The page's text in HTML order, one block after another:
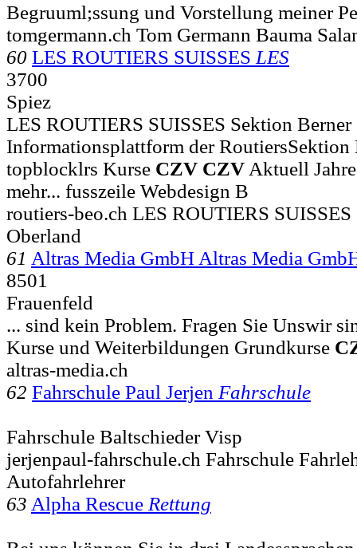
Begruuml;ssung und Vorstellung meiner
tomgermann.ch Tom Germann Bauma
60 LES ROUTIERS SUISSES LES
3700
Spiez
LES ROUTIERS SUISSES Sektion Berner
Informationsplattform der RoutiersSektion
topblocklrs Kurse CZV CZV Aktuell
mehr... fusszeile Webdesign B
routiers-beo.ch LES ROUTIERS
Oberland
61 Altras Media GmbH Altras Media
8501
Frauenfeld
... sind kein Problem. Fragen Sie Unswir
Kurse und Weiterbildungen Grundkurse
altras-media.ch
62 Fahrschule Paul Jerjen Fahrschule
Fahrschule Baltschieder Visp
jerjenpaul-fahrschule.ch Fahrschule
Autofahrlehrer
63 Alpha Rescue Rettung